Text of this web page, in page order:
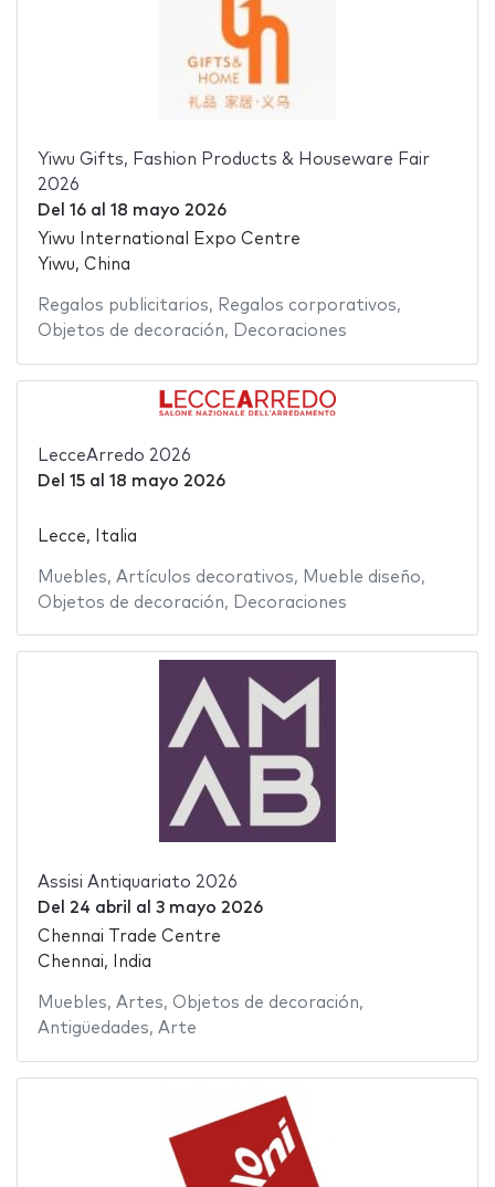
Yiwu Gifts, Fashion Products & Houseware Fair
2026
Del 16al 18 mayo 2026
Yiwu International Expo Centre
Yiwu, China
Regalos publicitarios, Regalos corporativos,
Objetos de decoración, Decoraciones
LecceArredo 2026
Del 15al 18 mayo 2026
Lecce, Italia
Muebles, Artículos decorativos, Mueble diseño,
Objetos de decoración, Decoraciones
Assisi Antiquariato 2026
Del 24 abril al 3 mayo 2026
Chennai Trade Centre
Chennai, India
Muebles, Artes, Objetos de decoración,
Antigüedades, Arte